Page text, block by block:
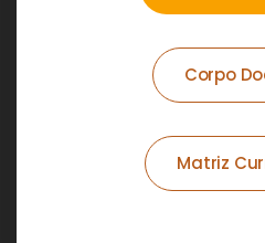
Corpo
Matriz